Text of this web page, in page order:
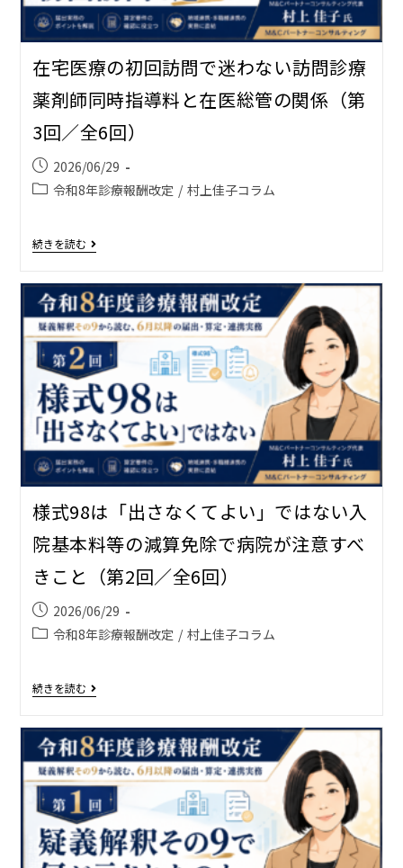
在宅医療の初回訪問で迷わない――訪問診療
薬剤師同時指導料と在医総管の関係（第
3回／全6回）
2026/06/29
令和8年診療報酬改定 / 村上佳子コラム
続きを読む
様式98は「出さなくてよい」ではない――入
院基本料等の減算免除で病院が注意すべ
きこと（第2回／全6回）
2026/06/29
令和8年診療報酬改定 / 村上佳子コラム
続きを読む